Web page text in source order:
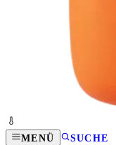
MENÜ SUCHE